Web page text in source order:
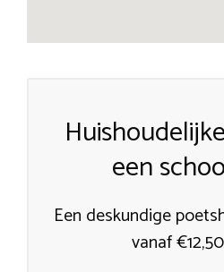
een
Een deskundige
vanaf